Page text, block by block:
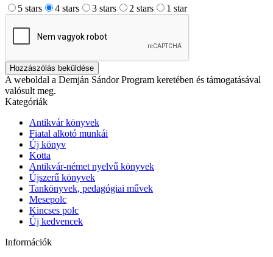
5 stars 4 stars 3 stars 2 stars 1 star
Hozzászólás beküldése
A weboldal a Demján Sándor Program keretében és támogatásával
valósult meg.
Kategóriák
Antikvár könyvek
Fiatal alkotó munkái
Új könyv
Kotta
Antikvár-német nyelvű könyvek
Újszerű könyvek
Tankönyvek, pedagógiai művek
Mesepolc
Kincses polc
Új kedvencek
Információk